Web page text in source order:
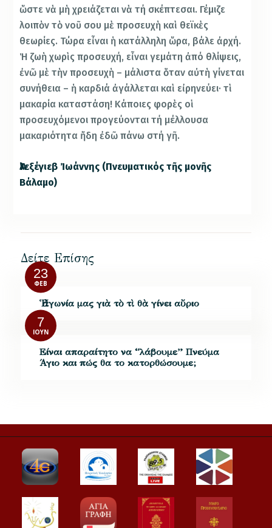
ὥστε νὰ μὴ χρειάζεται νὰ τή σκέπτεσαι. Γέμιζε
λοιπὸν τὸ νοῦ σου μὲ προσευχὴ καὶ θεϊκὲς
θεωρίες. Τώρα εἶναι ἡ κατάλληλη ὥρα, βάλε ἀρχή.
Ἡ ζωὴ χωρὶς προσευχή, εἶναι γεμάτη ἀπό θλίψεις,
ἐνῶ μὲ τὴν προσευχὴ – μάλιστα ὅταν αὐτὴ γίνεται
συνήθεια – ἡ καρδιά ἀγάλλεται καὶ εἰρηνεύει· τὶ
μακαρία καταστάση! Κάποιες φορὲς οἱ
προσευχόμενοι προγεύονται τή μέλλουσα
μακαριότητα ἤδη ἐδῶ πάνω στή γῆ.
Ἀλεξέγιεβ Ἰωάννης (Πνευματικός τῆς μονῆς
Βάλαμο)
Δείτε Επίσης
23
ΦΕΒ
Ἡ ἀγωνία μας γιὰ τὸ τὶ θὰ γίνει αὔριο
7
ΙΟΎΝ
Είναι απαραίτητο να “λάβουμε” Πνεύμα
Άγιο και πώς θα το κατορθώσουμε;